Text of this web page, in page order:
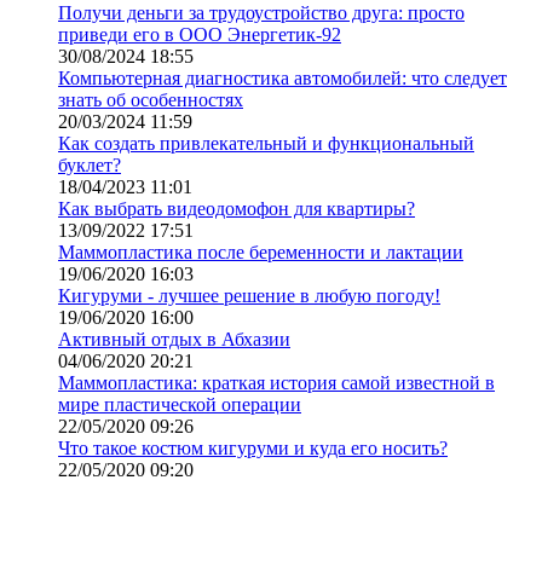
Получи деньги за трудоустройство друга: просто
приведи его в ООО Энергетик-92
30/08/2024 18:55
Компьютерная диагностика автомобилей: что следует
знать об особенностях
20/03/2024 11:59
Как создать привлекательный и функциональный
буклет?
18/04/2023 11:01
Как выбрать видеодомофон для квартиры?
13/09/2022 17:51
Маммопластика после беременности и лактации
19/06/2020 16:03
Кигуруми - лучшее решение в любую погоду!
19/06/2020 16:00
Активный отдых в Абхазии
04/06/2020 20:21
Маммопластика: краткая история самой известной в
мире пластической операции
22/05/2020 09:26
Что такое костюм кигуруми и куда его носить?
22/05/2020 09:20